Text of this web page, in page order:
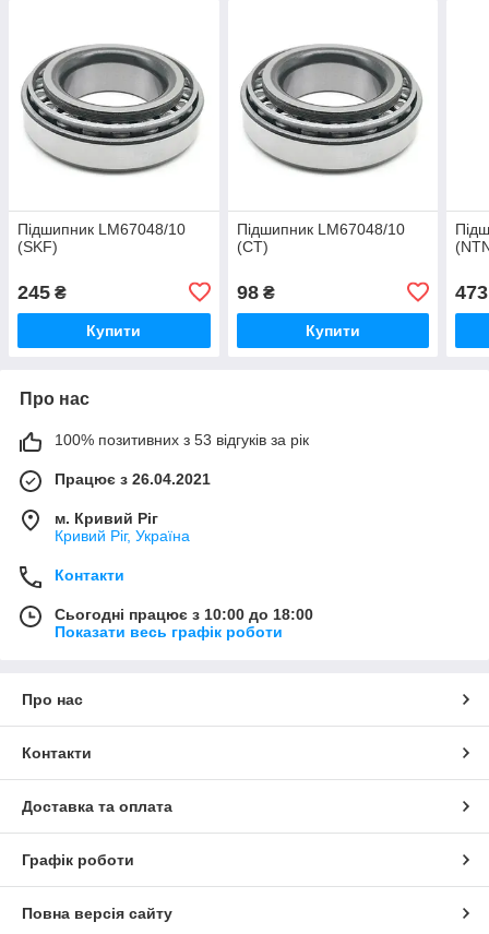
Підшипник LM67048/10
(SKF)
245 ₴
Купити
Підшипник LM67048/10
(CT)
98₴
Купити
473
Про нас
100% позитивних з 53 відгуків за рік
Працює з 26.04.2021
м. Кривий Ріг
Кривий Ріг, Україна
Контакти
Сьогодні працює з 10:00 до 18:00
Показати весь графік роботи
Про нас
Контакти
Доставка та оплата
Графік роботи
Повна версія сайту